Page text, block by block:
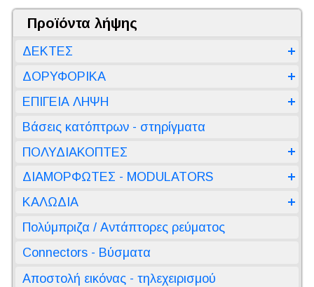
Προϊόντα λήψης
ΔΕΚΤΕΣ
ΔΟΡΥΦΟΡΙΚΑ
ΕΠΙΓΕΙΑ ΛΗΨΗ
Βάσεις κατόπτρων - στηρίγματα
ΠΟΛΥΔΙΑΚΟΠΤΕΣ
ΔΙΑΜΟΡΦΩΤΕΣ - MODULATORS
ΚΑΛΩΔΙΑ
Πολύμπριζα / Αντάπτορες ρεύματος
Connectors - Βύσματα
Αποστολή εικόνας - τηλεχειρισμού